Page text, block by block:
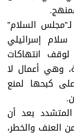
السلام”
إسرائيلي
انتهاكات
وهي أعمال لا
كبحها لمنع
بعد أن
العنف والخطر،